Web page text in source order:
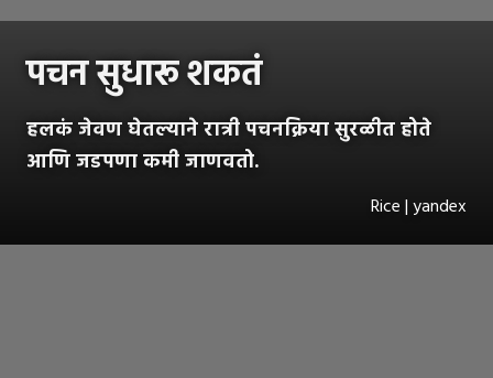
पचन सुधारू शकतं
हलकं जेवण घेतल्याने रात्री पचनक्रिया सुरळीत होते
आणि जडपणा कमी जाणवतो.
Rice | yandex